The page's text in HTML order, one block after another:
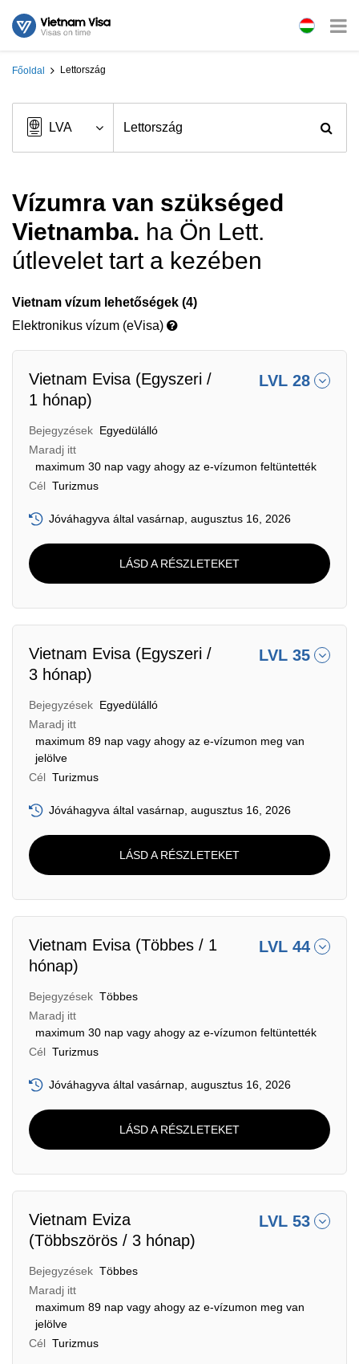
Főoldal Lettország
Vízumra van szükséged
Vietnamba. ha Ön Lett.
útlevelet tart a kezében
Vietnam vízum lehetőségek (4)
Elektronikus vízum (eVisa)
Vietnam Evisa (Egyszeri /
1 hónap)
LVL 28
Bejegyzések Egyedülálló
Maradj itt
maximum 30 nap vagy ahogy az e-vízumon feltüntették
Cél Turizmus
Jóváhagyva által vasárnap, augusztus 16, 2026
LÁSD A RÉSZLETEKET
Vietnam Evisa (Egyszeri /
3 hónap)
LVL 35
Bejegyzések Egyedülálló
Maradj itt
maximum 89 nap vagy ahogy az e-vízumon meg van
jelölve
Cél Turizmus
Jóváhagyva által vasárnap, augusztus 16, 2026
LÁSD A RÉSZLETEKET
Vietnam Evisa (Többes / 1
hónap)
LVL 44
Bejegyzések Többes
Maradj itt
maximum 30 nap vagy ahogy az e-vízumon feltüntették
Cél Turizmus
Jóváhagyva által vasárnap, augusztus 16, 2026
LÁSD A RÉSZLETEKET
Vietnam Eviza
(Többszörös / 3 hónap)
LVL 53
Bejegyzések Többes
Maradj itt
maximum 89 nap vagy ahogy az e-vízumon meg van
jelölve
Cél Turizmus